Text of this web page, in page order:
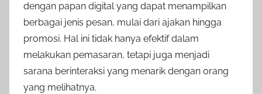
dengan papan digital yang dapat menampilkan
berbagai jenis pesan, mulai dari ajakan hingga
promosi. Hal ini tidak hanya efektif dalam
melakukan pemasaran, tetapi juga menjadi
sarana berinteraksi yang menarik dengan orang
yang melihatnya.